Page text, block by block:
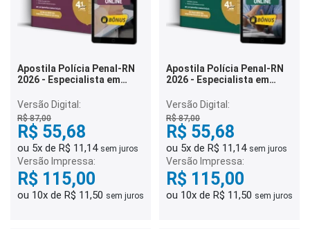
Apostila Polícia Penal-RN
2026 - Especialista em
Psicólogo
Versão Digital:
R$ 87,00
R$ 55,68
ou 5x de R$ 11,14 sem juros
Versão Impressa:
R$ 115,00
ou 10x de R$ 11,50 sem juros
Apostila Polícia Penal-RN
2026 - Especialista em
Médico Psiquiatra
Versão Digital:
R$ 87,00
R$ 55,68
ou 5x de R$ 11,14 sem juros
Versão Impressa:
R$ 115,00
ou 10x de R$ 11,50 sem juros